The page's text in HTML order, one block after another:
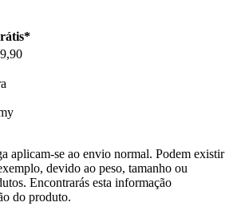
aplicam-se ao envio normal. Podem existir
devido ao peso, tamanho ou
Encontrarás esta informação
do produto.